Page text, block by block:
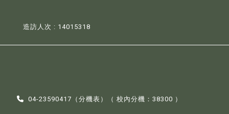
造訪人次 : 14015318
04-23590417（分機表 ）（ 校內分機：38300 ）